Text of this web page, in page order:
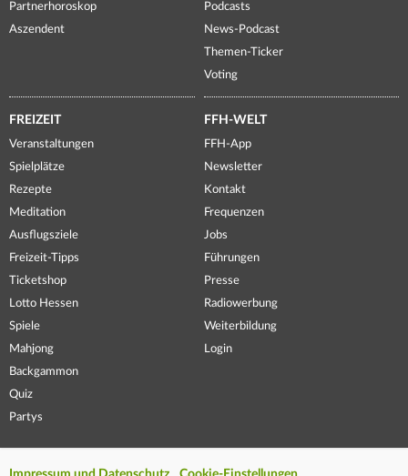
Partnerhoroskop
Aszendent
Podcasts
News-Podcast
Themen-Ticker
Voting
FREIZEIT
Veranstaltungen
Spielplätze
Rezepte
Meditation
Ausflugsziele
Freizeit-Tipps
Ticketshop
Lotto Hessen
Spiele
Mahjong
Backgammon
Quiz
Partys
FFH-WELT
FFH-App
Newsletter
Kontakt
Frequenzen
Jobs
Führungen
Presse
Radiowerbung
Weiterbildung
Login